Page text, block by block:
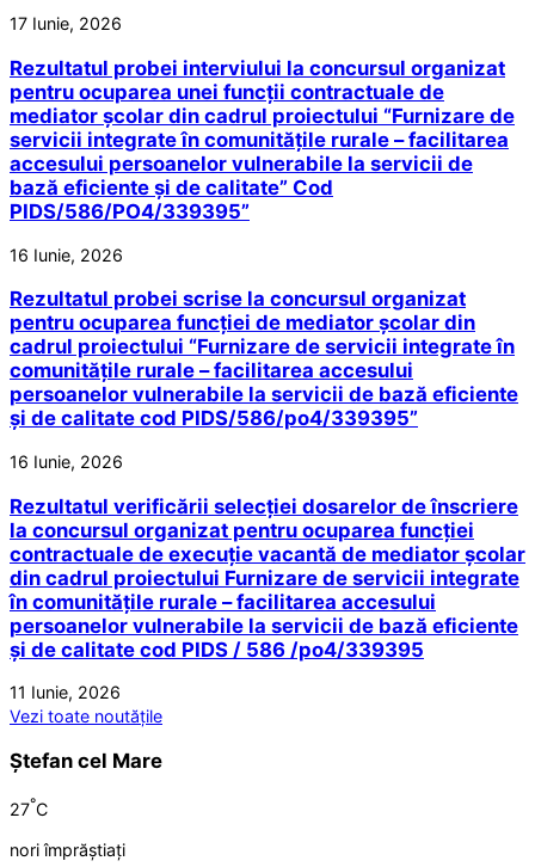
17 Iunie, 2026
Rezultatul probei interviului la concursul organizat
pentru ocuparea unei funcții contractuale de
mediator școlar din cadrul proiectului “Furnizare de
servicii integrate în comunitățile rurale – facilitarea
accesului persoanelor vulnerabile la servicii de
bază eficiente și de calitate” Cod
PIDS/586/PO4/339395”
16 Iunie, 2026
Rezultatul probei scrise la concursul organizat
pentru ocuparea funcției de mediator școlar din
cadrul proiectului “Furnizare de servicii integrate în
comunitățile rurale – facilitarea accesului
persoanelor vulnerabile la servicii de bază eficiente
și de calitate cod PIDS/586/po4/339395”
16 Iunie, 2026
Rezultatul verificării selecției dosarelor de înscriere
la concursul organizat pentru ocuparea funcției
contractuale de execuție vacantă de mediator școlar
din cadrul proiectului Furnizare de servicii integrate
în comunitățile rurale – facilitarea accesului
persoanelor vulnerabile la servicii de bază eficiente
și de calitate cod PIDS / 586 /po4/339395
11 Iunie, 2026
Vezi toate noutățile
Ștefan cel Mare
27°C
nori împrăștiați